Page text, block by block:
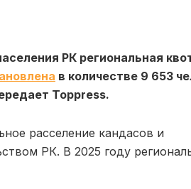
РК региональная
в количестве 9 653
Toppress.
расселение кандасов и
РК. В 2025 году